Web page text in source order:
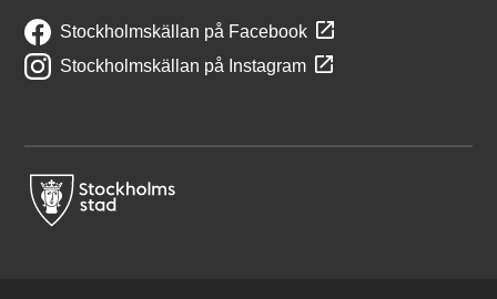
Stockholmskällan på Facebook
Stockholmskällan på Instagram